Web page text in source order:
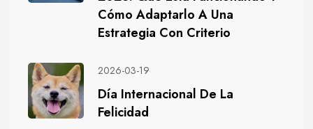
Cómo Adaptarlo A Una
Estrategia Con Criterio
2026-03-19
Día Internacional De La
Felicidad